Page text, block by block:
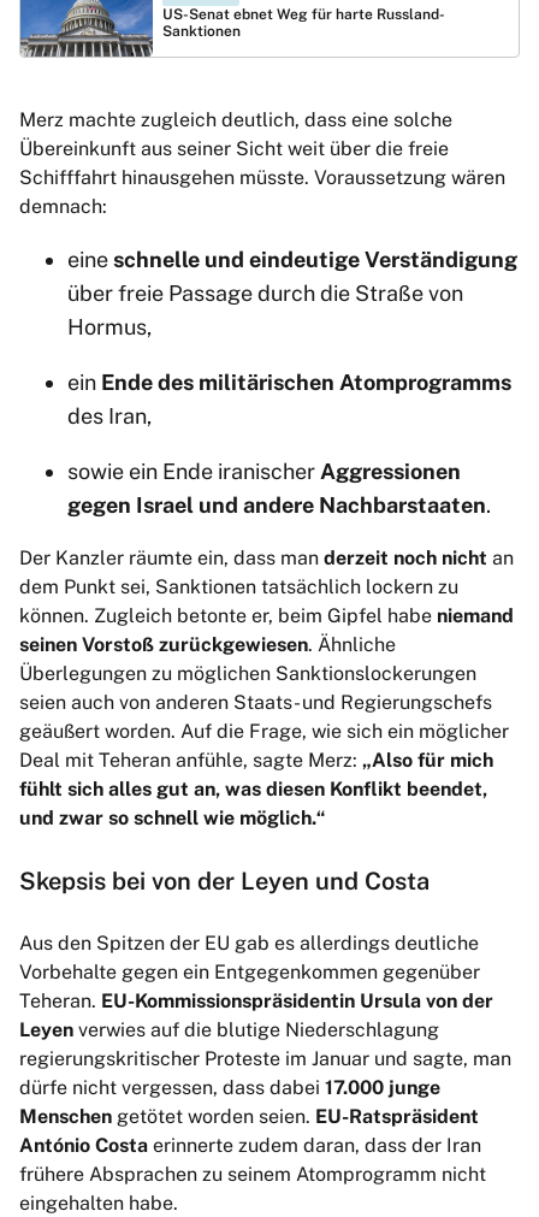
US-Senat ebnet Weg für harte Russland-
Sanktionen
Merz machte zugleich deutlich, dass eine solche
Übereinkunft aus seiner Sicht weit über die freie
Schifffahrt hinausgehen müsste. Voraussetzung wären
demnach:
eineschnelle und eindeutige Verständigung
über freie Passage durch die Straße von
Hormus,
ein Ende des militärischen Atomprogramms
des Iran,
sowie ein Ende iranischer Aggressionen
gegen Israel und andere Nachbarstaaten.
Der Kanzler räumte ein, dass man derzeit noch nicht an
dem Punkt sei, Sanktionen tatsächlich lockern zu
können. Zugleich betonte er, beim Gipfel habe niemand
seinen Vorstoß zurückgewiesen. Ähnliche
Überlegungen zu möglichen Sanktionslockerungen
seien auch von anderen Staats- und Regierungschefs
geäußert worden. Auf die Frage, wie sich ein möglicher
Deal mit Teheran anfühle, sagte Merz: „Also für mich
fühlt sich alles gut an, was diesen Konflikt beendet,
und zwar so schnell wie möglich.“
Skepsis bei von der Leyen und Costa
Aus den Spitzen der EU gab es allerdings deutliche
Vorbehalte gegen ein Entgegenkommen gegenüber
Teheran. EU-Kommissionspräsidentin Ursula von der
Leyen verwies auf die blutige Niederschlagung
regierungskritischer Proteste im Januar und sagte, man
dürfe nicht vergessen, dass dabei 17.000 junge
Menschen getötet worden seien. EU-Ratspräsident
António Costa erinnerte zudem daran, dass der Iran
frühere Absprachen zu seinem Atomprogramm nicht
eingehalten habe.